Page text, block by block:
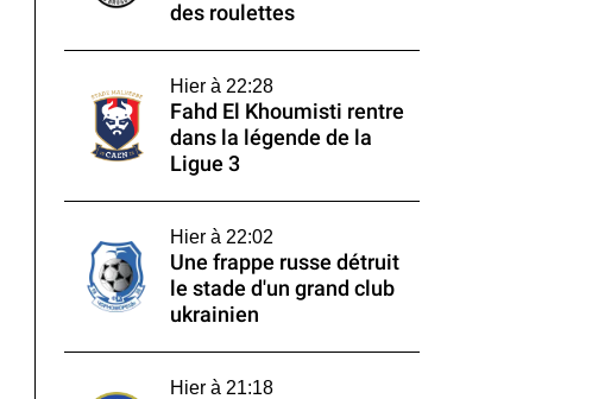
des roulettes
Hier à 22:28
Fahd El Khoumisti rentre
dans la légende de la
Ligue 3
Hier à 22:02
Une frappe russe détruit
le stade d'un grand club
ukrainien
Hier à 21:18